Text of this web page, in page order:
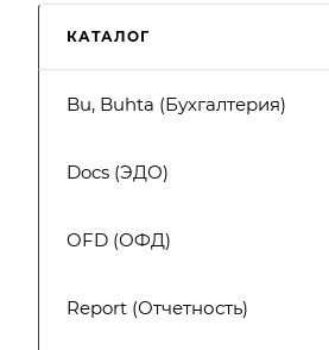
КАТАЛОГ
Bu, Buhta (Бухгалтерия)
Docs (ЭДО)
OFD (ОФД)
Report (Отчетность)